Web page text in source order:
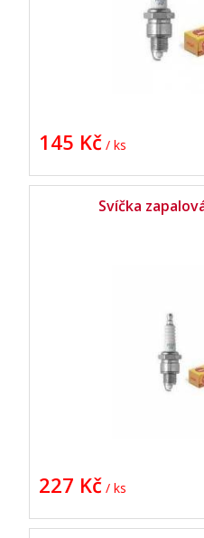
145 Kč / ks
Svíčka
227 Kč / ks